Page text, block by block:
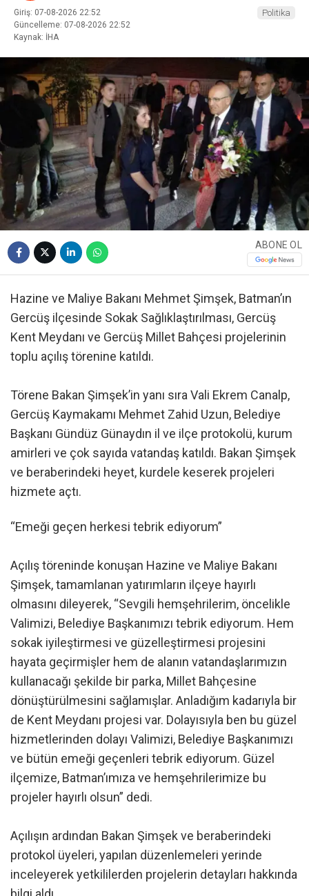
Giriş: 07-08-2026 22:52
Güncelleme: 07-08-2026 22:52
Kaynak: İHA
Politika
ABONE OL
Hazine ve Maliye Bakanı Mehmet Şimşek, Batman’ın
Gercüş ilçesinde Sokak Sağlıklaştırılması, Gercüş
Kent Meydanı ve Gercüş Millet Bahçesi projelerinin
toplu açılış törenine katıldı.
Törene Bakan Şimşek’in yanı sıra Vali Ekrem Canalp,
Gercüş Kaymakamı Mehmet Zahid Uzun, Belediye
Başkanı Gündüz Günaydın il ve ilçe protokolü, kurum
amirleri ve çok sayıda vatandaş katıldı. Bakan Şimşek
ve beraberindeki heyet, kurdele keserek projeleri
hizmete açtı.
“Emeği geçen herkesi tebrik ediyorum”
Açılış töreninde konuşan Hazine ve Maliye Bakanı
Şimşek, tamamlanan yatırımların ilçeye hayırlı
olmasını dileyerek, “Sevgili hemşehrilerim, öncelikle
Valimizi, Belediye Başkanımızı tebrik ediyorum. Hem
sokak iyileştirmesi ve güzelleştirmesi projesini
hayata geçirmişler hem de alanın vatandaşlarımızın
kullanacağı şekilde bir parka, Millet Bahçesine
dönüştürülmesini sağlamışlar. Anladığım kadarıyla bir
de Kent Meydanı projesi var. Dolayısıyla ben bu güzel
hizmetlerinden dolayı Valimizi, Belediye Başkanımızı
ve bütün emeği geçenleri tebrik ediyorum. Güzel
ilçemize, Batman’ımıza ve hemşehrilerimize bu
projeler hayırlı olsun” dedi.
Açılışın ardından Bakan Şimşek ve beraberindeki
protokol üyeleri, yapılan düzenlemeleri yerinde
inceleyerek yetkililerden projelerin detayları hakkında